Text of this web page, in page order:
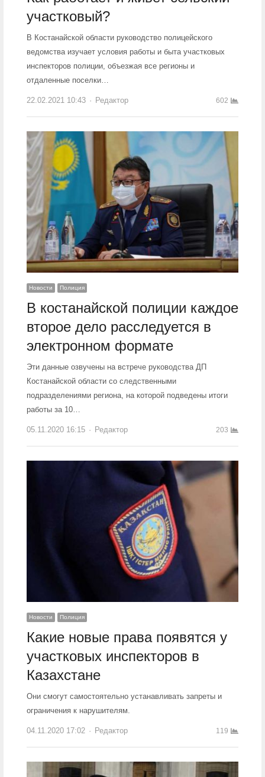
участковый?
В Костанайской области руководство полицейского
ведомства изучает условия работы и быта участковых
инспекторов полиции, объезжая все регионы и
отдаленные поселки…
22.02.2021 10:43 Author
Редактор 602
Новости Полиция
В костанайской полиции каждое
второе дело расследуется в
электронном формате
Эти данные озвучены на встрече руководства ДП
Костанайской области со следственными
подразделениями региона, на которой подведены итоги
работы за 10…
05.11.2020 16:15 Author
Редактор 203
Новости Полиция
Какие новые права появятся у
участковых инспекторов в
Казахстане
Они смогут самостоятельно устанавливать запреты и
ограничения к нарушителям.
04.11.2020 17:02 Author
Редактор 119